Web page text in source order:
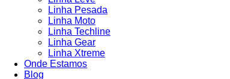
Linha Pesada
Linha Moto
Linha Techline
Linha Gear
Linha Xtreme
Onde Estamos
Blog